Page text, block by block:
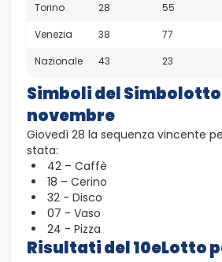
Torino
28 55
Venezia
38 77
Nazionale
43 23
Simboli del Simbolotto
novembre
Giovedì 28 la sequenza vincente
stata:
42 – Caffè
18 – Cerino
32 - Disco
07 - Vaso
24 - Pizza
Risultati del 10eLotto